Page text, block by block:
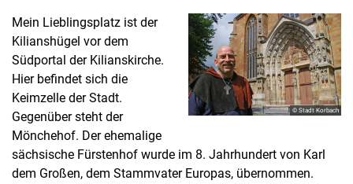
© Stadt Korbach
Mein Lieblingsplatz ist der
Kilianshügel vor dem
Südportal der Kilianskirche.
Hier befindet sich die
Keimzelle der Stadt.
Gegenüber steht der
Mönchehof. Der ehemalige
sächsische Fürstenhof wurde im 8. Jahrhundert von Karl
dem Großen, dem Stammvater Europas, übernommen.